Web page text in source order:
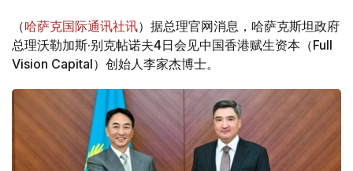
（哈萨克国际通讯社讯）据总理官网消息，哈萨克斯坦政府
总理沃勒加斯·别克帖诺夫4日会见中国香港赋生资本（Full
Vision Capital）创始人李家杰博士。